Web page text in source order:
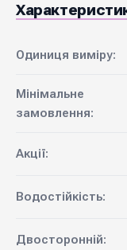
Одиниця виміру:
Мінімальне
замовлення:
Акції:
Водостійкість:
Двосторонній: